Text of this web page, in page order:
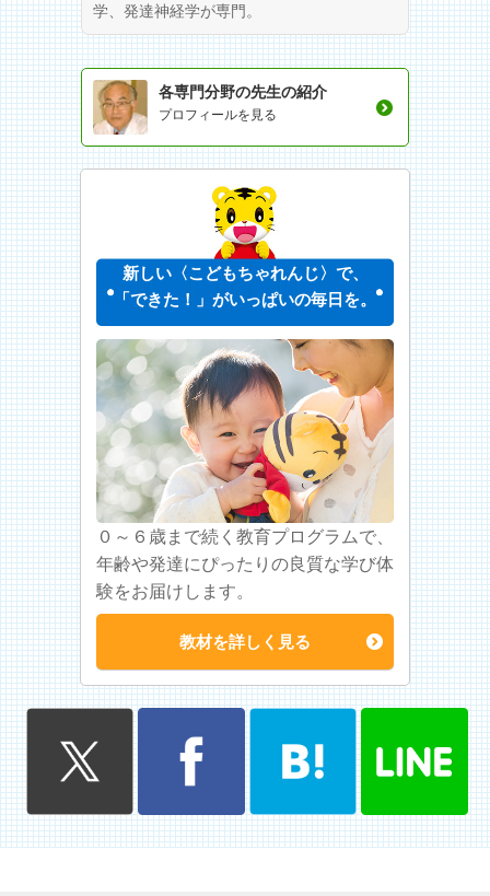
学、発達神経学が専門。
各専門分野の先生の紹介
プロフィールを見る
新しい〈こどもちゃれんじ〉で、
「できた！」がいっぱいの毎日を。
０～６歳まで続く教育プログラムで、
年齢や発達にぴったりの良質な学び体
験をお届けします。
教材を詳しく見る